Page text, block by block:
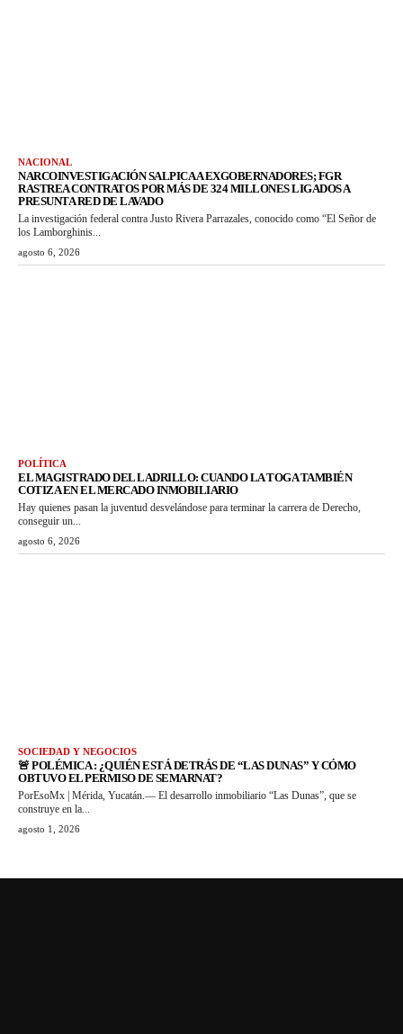
NACIONAL
NARCOINVESTIGACIÓN SALPICA A EXGOBERNADORES; FGR
RASTREA CONTRATOS POR MÁS DE 324 MILLONES LIGADOS A
PRESUNTA RED DE LAVADO
La investigación federal contra Justo Rivera Parrazales, conocido como “El Señor de
los Lamborghinis...
agosto 6, 2026
POLÍTICA
EL MAGISTRADO DEL LADRILLO: CUANDO LA TOGA TAMBIÉN
COTIZA EN EL MERCADO INMOBILIARIO
Hay quienes pasan la juventud desvelándose para terminar la carrera de Derecho,
conseguir un...
agosto 6, 2026
SOCIEDAD Y NEGOCIOS
🚨 POLÉMICA : ¿QUIÉN ESTÁ DETRÁS DE “LAS DUNAS” Y CÓMO
OBTUVO EL PERMISO DE SEMARNAT?
PorEsoMx | Mérida, Yucatán.— El desarrollo inmobiliario “Las Dunas”, que se
construye en la...
agosto 1, 2026